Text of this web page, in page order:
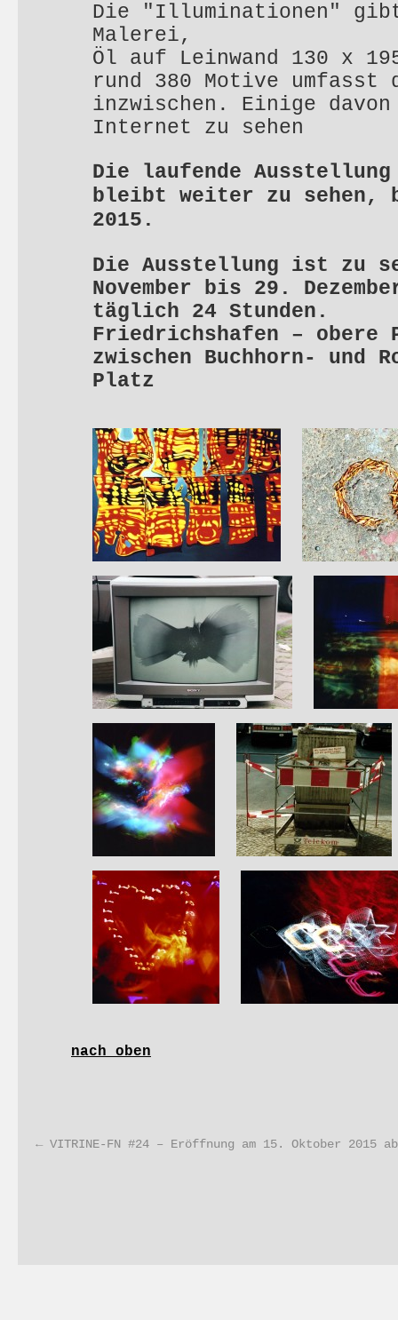
Die "Illuminationen"
Malerei,
Öl auf Leinwand 130 x
rund 380 Motive umfasst
inzwischen. Einige
Internet zu sehen
Die laufende
bleibt weiter zu sehen,
2015.
Die Ausstellung ist zu
November bis 29.
täglich 24 Stunden.
Friedrichshafen – obere
zwischen Buchhorn- und
Platz
nach oben
← VITRINE-FN #24 – Eröffnung am 15. Oktober 2015